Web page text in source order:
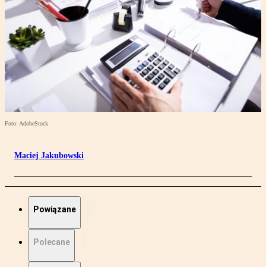
Foto: AdobeStock
Maciej Jakubowski
Powiązane
Polecane